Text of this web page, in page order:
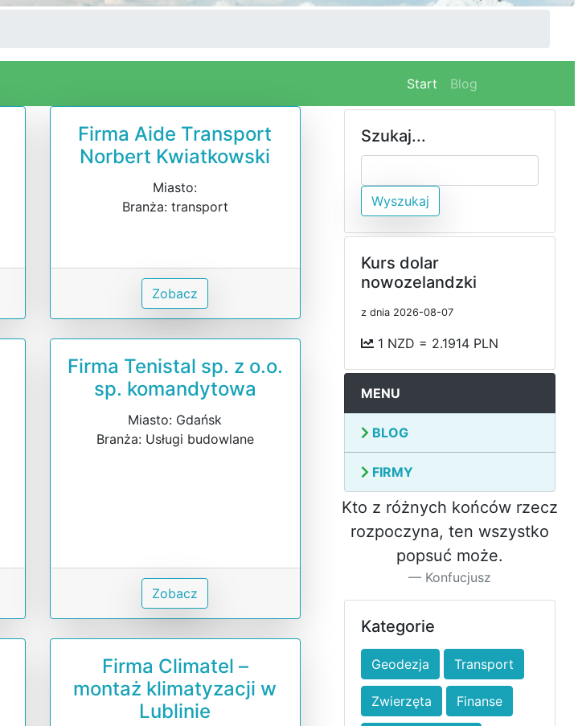
Start (current)
Blog
Firma Aide Transport
Norbert Kwiatkowski
Miasto:
Branża: transport
Zobacz
Firma Tenistal sp. z o.o.
sp. komandytowa
Miasto: Gdańsk
Branża: Usługi budowlane
Zobacz
Firma Climatel –
montaż klimatyzacji w
Lublinie
Szukaj...
Wyszukaj
Kurs dolar
nowozelandzki
z dnia 2026-08-07
1 NZD = 2.1914 PLN
MENU
BLOG
FIRMY
Kto z różnych końców rzecz
rozpoczyna, ten wszystko
popsuć może.
Konfucjusz
Kategorie
Geodezja Transport
Zwierzęta Finanse